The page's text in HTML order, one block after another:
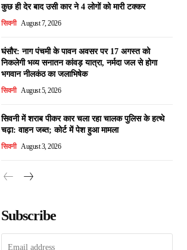
कुछ ही देर बाद उसी कार ने 4 लोगों को मारी टक्कर
सिवनी August 7, 2026
घंसौर: नाग पंचमी के पावन अवसर पर 17 अगस्त को
निकलेगी भव्य सनातन कांवड़ यात्रा, नर्मदा जल से होगा
भगवान नीलकंठ का जलाभिषेक
सिवनी August 5, 2026
सिवनी में शराब पीकर कार चला रहा चालक पुलिस के हत्थे
चढ़ा: वाहन जब्त; कोर्ट में पेश हुआ मामला
सिवनी August 3, 2026
Subscribe